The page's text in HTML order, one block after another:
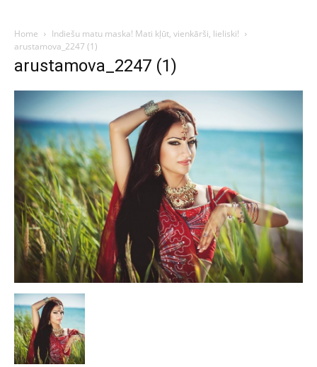
Home
Indiešu matu maska! Mati kļūt, vienkārši, lieliski!
arustamova_2247 (1)
arustamova_2247 (1)